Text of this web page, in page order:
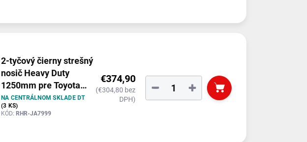
2-tyčový čierny strešný
nosič Heavy Duty
1250mm pre Toyota
Hilux Revo 2015-
NA CENTRÁLNOM SKLADE DT
(3 KS)
KÓD: RHR-JA7999
€374,90
(€304,80 bez
DPH)
+
−